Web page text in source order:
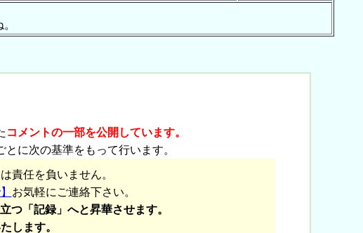
コメントの一部を公開しています。
に次の基準をもって行います。
責任を負いません。
お気軽にご連絡下さい。
つ「記録」へと昇華させます。
します。